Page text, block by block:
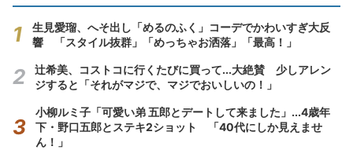
生見愛瑠、へそ出し「めるのふく」コーデでかわいすぎ大反
響 「スタイル抜群」「めっちゃお洒落」「最高！」
辻希美、コストコに行くたびに買って...大絶賛 少しアレン
ジすると「それがマジで、マジでおいしいの！」
小柳ルミ子「可愛い弟 五郎とデートして来ました」...4歳年
下・野口五郎とステキ2ショット 「40代にしか見えませ
ん！」